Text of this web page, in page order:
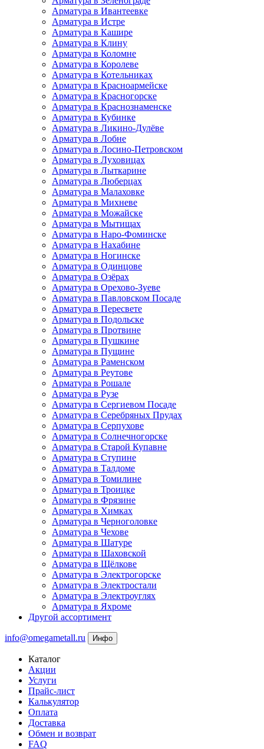
Арматура в Ивантеевке
Арматура в Истре
Арматура в Кашире
Арматура в Клину
Арматура в Коломне
Арматура в Королеве
Арматура в Котельниках
Арматура в Красноармейске
Арматура в Красногорске
Арматура в Краснознаменске
Арматура в Кубинке
Арматура в Ликино-Дулёве
Арматура в Лобне
Арматура в Лосино-Петровском
Арматура в Луховицах
Арматура в Лыткарине
Арматура в Люберцах
Арматура в Малаховке
Арматура в Михневе
Арматура в Можайске
Арматура в Мытищах
Арматура в Наро-Фоминске
Арматура в Нахабине
Арматура в Ногинске
Арматура в Одинцове
Арматура в Озёрах
Арматура в Орехово-Зуеве
Арматура в Павловском Посаде
Арматура в Пересвете
Арматура в Подольске
Арматура в Протвине
Арматура в Пушкине
Арматура в Пущине
Арматура в Раменском
Арматура в Реутове
Арматура в Рошале
Арматура в Рузе
Арматура в Сергиевом Посаде
Арматура в Серебряных Прудах
Арматура в Серпухове
Арматура в Солнечногорске
Арматура в Старой Купавне
Арматура в Ступине
Арматура в Талдоме
Арматура в Томилине
Арматура в Троицке
Арматура в Фрязине
Арматура в Химках
Арматура в Черноголовке
Арматура в Чехове
Арматура в Шатуре
Арматура в Шаховской
Арматура в Щёлкове
Арматура в Электрогорске
Арматура в Электростали
Арматура в Электроуглях
Арматура в Яхроме
Другой ассортимент
info@omegametall.ru Инфо
Каталог
Акции
Услуги
Прайс-лист
Калькулятор
Оплата
Доставка
Обмен и возврат
FAQ